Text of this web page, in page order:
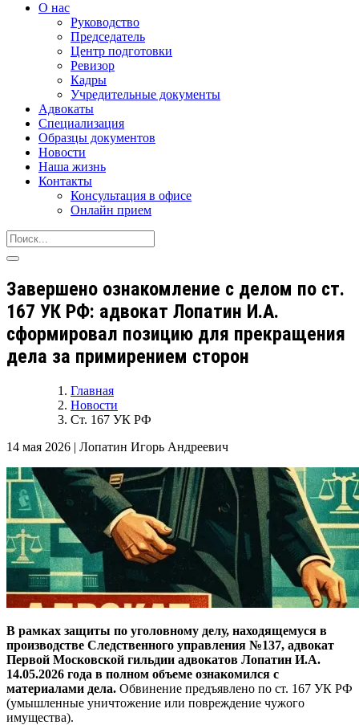
О нас
Руководство
Председатель
Центр подготовки
Ревизор
Кадры
Учредительные документы
Адвокаты
Специализация
Образцы документов
Новости
Наша жизнь
Контакты
Консультация в офисе
Онлайн прием
Завершено ознакомление с делом по ст.
167 УК РФ: адвокат Лопатин И.А.
сформировал позицию для прекращения
дела за примирением сторон
Главная
Новости
Ст. 167 УК РФ
14 мая 2026 | Лопатин Игорь Андреевич
В рамках защиты по уголовному делу, находящемуся в
производстве Следственного управления №137, адвокат
Первой Московской гильдии адвокатов Лопатин И.А.
14.05.2026 года в полном объеме ознакомился с
материалами дела. Обвинение предъявлено по ст. 167 УК РФ
(умышленные уничтожение или повреждение чужого
имущества).